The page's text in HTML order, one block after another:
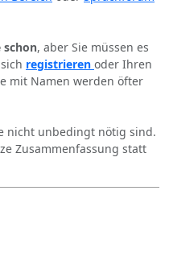
schon, aber Sie müssen es
registrieren oder Ihren
mit Namen werden öfter
nicht unbedingt nötig sind.
Zusammenfassung statt